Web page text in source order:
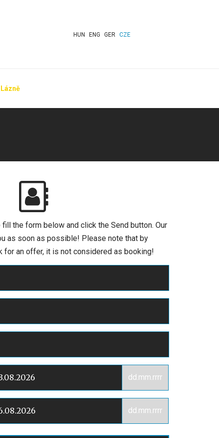
HUN ENG GER CZE
Lázně
the form below and click the Send button. Our
as soon as possible! Please note that by
for an offer, it is not considered as booking!
dd.mm.rrrr
dd.mm.rrrr